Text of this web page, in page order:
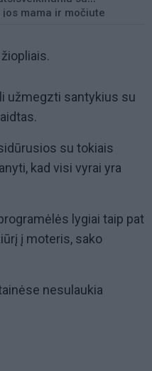
mama ir močiute
užmegzti santykius su
su tokiais
kad visi vyrai yra
lygiai taip pat
į moteris, sako
nesulaukia